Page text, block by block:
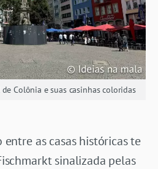
Colônia e suas casinhas coloridas
as casas históricas te
sinalizada pelas